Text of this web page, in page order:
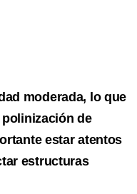
moderada, lo que
de
estar atentos
estructuras